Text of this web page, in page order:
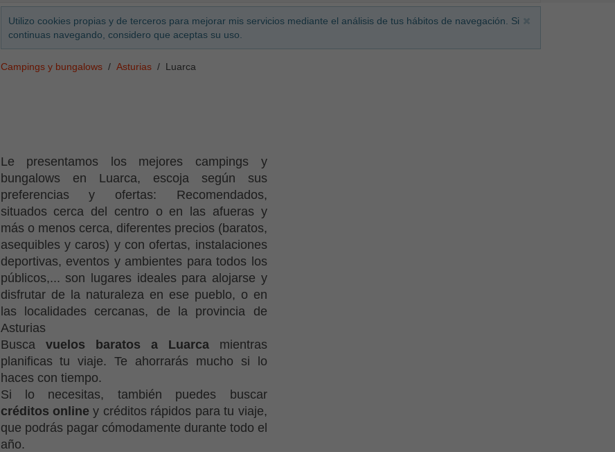
Utilizo cookies propias y de terceros para mejorar mis servicios mediante el análisis de tus hábitos de navegación. Si
continuas navegando, considero que aceptas su uso.
Campings y bungalows Asturias Luarca
Le presentamos los mejores campings y
bungalows en Luarca, escoja según sus
preferencias y ofertas: Recomendados,
situados cerca del centro o en las afueras y
más o menos cerca, diferentes precios (baratos,
asequibles y caros) y con ofertas, instalaciones
deportivas, eventos y ambientes para todos los
públicos,... son lugares ideales para alojarse y
disfrutar de la naturaleza en ese pueblo, o en
las localidades cercanas, de la provincia de
Asturias
Busca vuelos baratos a Luarcamientras
planificas tu viaje. Te ahorrarás mucho si lo
haces con tiempo.
Si lo necesitas, también puedes buscar
créditos onliney créditos rápidos para tu viaje,
que podrás pagar cómodamente durante todo el
año.